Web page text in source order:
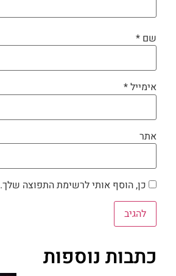
שם *
אימייל*
אתר
כן, הוסף אותי לרשימת התפוצה שלך.
כתבות נוספות